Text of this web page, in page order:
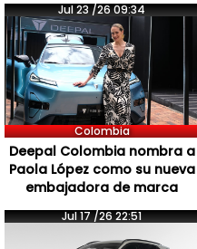
Jul 23 /26 09:34
Colombia
Deepal Colombia nombra a
Paola López como su nueva
embajadora de marca
Jul 17 /26 22:51